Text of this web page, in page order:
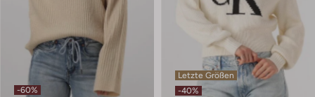
-60%
Letzte Größen
-40%